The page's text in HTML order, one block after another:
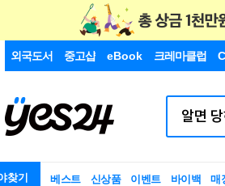
외국도서 중고샵 eBook 크레마클럽
찾기 베스트 신상품 이벤트 바이백 매